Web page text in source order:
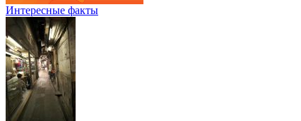
Интересные факты